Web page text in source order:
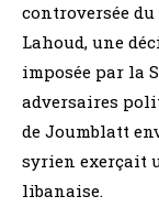
controversée
Lahoud, une
imposée par la
adversaires
de Joumblatt
syrien exerçait
libanaise.